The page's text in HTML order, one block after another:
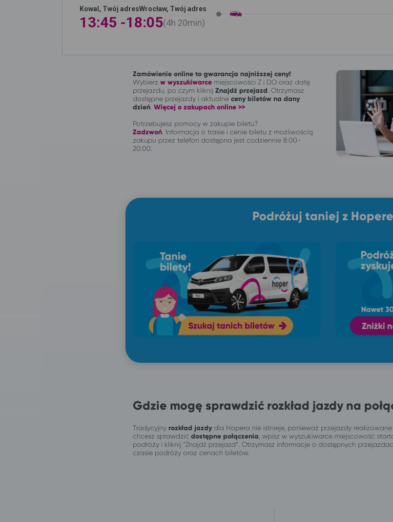
Kowal, Twój adresWrocław, Twój adres
13:45 -18:05 4h 20min
Zamówienie online to gwarancja najniższej ceny!
Wybierz w wyszukiwarce miejscowości Z i DO oraz datę
przejazdu, po czym kliknij Znajdź przejazd . Otrzymasz
dostępne przejazdy i aktualne ceny biletów na dany
dzień Więcej o zakupach online >>
Potrzebujesz pomocy w zakupie biletu?
Zadzwoń Informacja o trasie i cenie biletu z możliwością
zakupu przez telefon dostępna jest codziennie 8:00-
20:00.
Podróżuj taniej z
Gdzie mogę sprawdzić rozkład jazdy na
Tradycyjny rozkład jazdydla Hopera nie istnieje, ponieważ przejazdy
chcesz sprawdzić dostępne połączenia , wpisz w wyszukiwarce miejscowość
podróży i kliknij “Znajdź przejazd”. Otrzymasz informacje o dostępnych
czasie podróży oraz cenach biletów.